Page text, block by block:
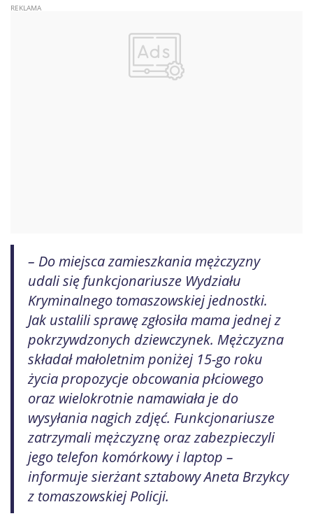
– Do miejsca zamieszkania mężczyzny
udali się funkcjonariusze Wydziału
Kryminalnego tomaszowskiej jednostki.
Jak ustalili sprawę zgłosiła mama jednej z
pokrzywdzonych dziewczynek. Mężczyzna
składał małoletnim poniżej 15-go roku
życia propozycje obcowania płciowego
oraz wielokrotnie namawiała je do
wysyłania nagich zdjęć. Funkcjonariusze
zatrzymali mężczyznę oraz zabezpieczyli
jego telefon komórkowy i laptop –
informuje sierżant sztabowy Aneta Brzykcy
z tomaszowskiej Policji.